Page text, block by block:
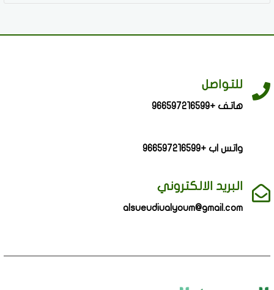
للتواصل
هاتف +966597216599
واتس اب +966597216599
البريد الالكتروني
alsueudiualyoum@gmail.com